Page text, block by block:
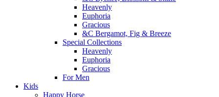
Heavenly
Euphoria
Gracious
&C Bergamot, Fig & Breeze
Special Collections
Heavenly
Euphoria
Gracious
For Men
Kids
Happy Horse